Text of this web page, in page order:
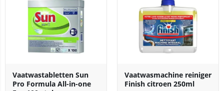
Vaatwastabletten Sun
Pro Formula All-in-one
Vaatwasmachine reiniger
Finish citroen 250ml